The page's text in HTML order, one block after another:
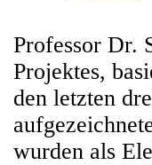
Professor Dr.
Projektes,
den letzten
wurden als